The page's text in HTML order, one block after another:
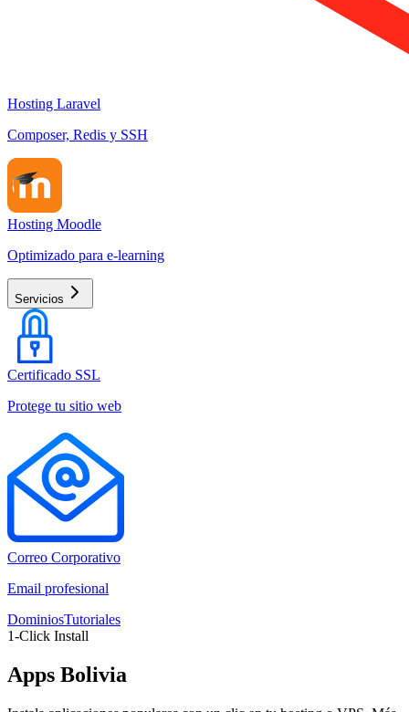
Hosting Laravel
Composer, Redis y SSH
Hosting Moodle
Optimizado para e-learning
Servicios
Certificado SSL
Protege tu sitio web
Correo Corporativo
Email profesional
DominiosTutoriales
1-Click Install
Apps Bolivia